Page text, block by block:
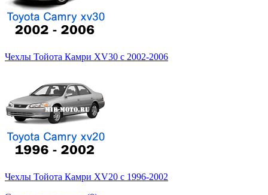
Чехлы Тойота Камри XV30 с 2002-2006
Чехлы Тойота Камри XV20 с 1996-2002